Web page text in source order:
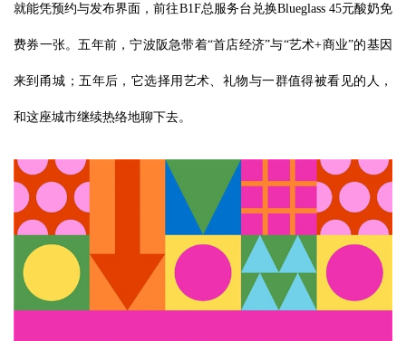
就能凭预约与发布界面，前往B1F总服务台兑换Blueglass 45元酸奶免
费券一张。五年前，宁波阪急带着“首店经济”与“艺术+商业”的基因
来到甬城；五年后，它选择用艺术、礼物与一群值得被看见的人，
和这座城市继续热络地聊下去。